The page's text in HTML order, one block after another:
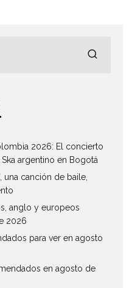
2026: El concierto
argentino en Bogotá
una canción de baile,
anglo y europeos
2026
para ver en agosto
en agosto de